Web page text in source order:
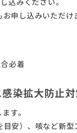
申し込みいただけ
必着
染拡大防止
す。
安）、咳など新型